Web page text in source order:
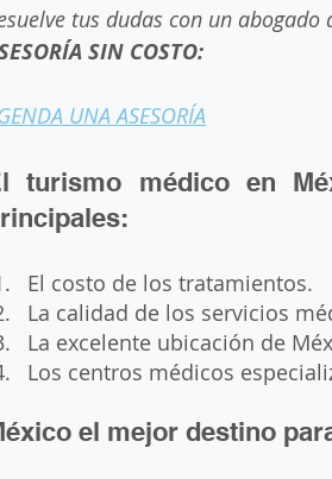
en México Visa de Estudiante
tus dudas con un
SIN COSTO:
UNA ASESORÍA
turismo médico en
El costo de los tratamientos.
La calidad de los servicios
La excelente ubicación de
Los centros médicos
el mejor destino